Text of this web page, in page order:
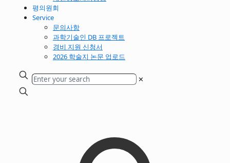
평의원회
Service
문의사항
과학기술인 DB 프로젝트
경비 지원 신청서
2026 학술지 논문 업로드
✕